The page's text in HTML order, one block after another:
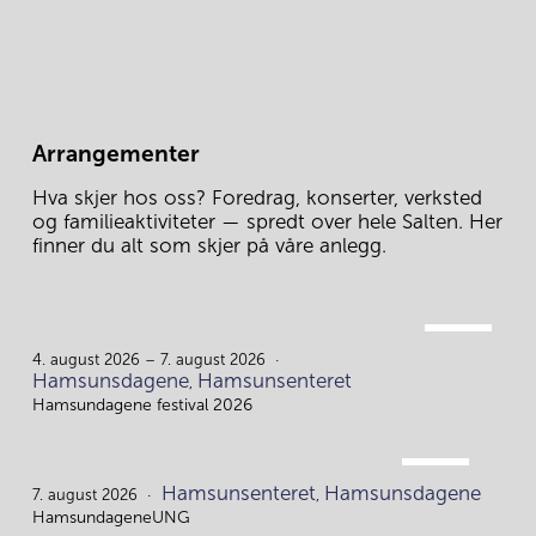
Arrangementer
Hva skjer hos oss? Foredrag, konserter, verksted
og familieaktiviteter — spredt over hele Salten. Her
finner du alt som skjer på våre anlegg.
4. august 2026 – 7. august 2026
Hamsunsdagene, Hamsunsenteret
Hamsundagene festival 2026
7.
7. august 2026 Hamsunsenteret, Hamsunsdagene
HamsundageneUNG